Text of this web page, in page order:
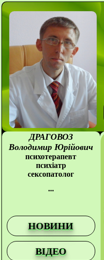
ДРАГОВОЗ
Володимир Юрійович
психотерапевт
психіатр
сексопатолог
...
НОВИНИ
ВІДЕО